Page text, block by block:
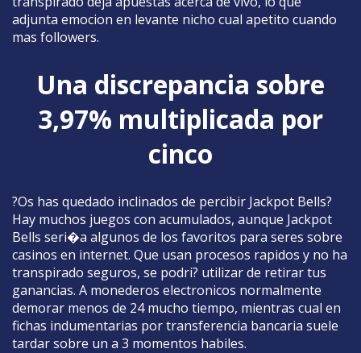
adjunta emocion en levante nicho cual apetito cuando
mas followers.
Una discrepancia sobre
3,97% multiplicada por
cinco
?Os has quedado inclinados de percibir Jackpot Bells?
Hay muchos juegos con acumulados, aunque Jackpot
Bells seri�a algunos de los favoritos para seres sobre
casinos en internet. Que usan procesos rapidos y no ha
transpirado seguros, se podri? utilizar de retirar tus
ganancias. A monederos electronicos normalmente
demorar menos de 24 mucho tiempo, mientras cual en
fichas indumentarias por transferencia bancaria suele
tardar sobre un a 3 momentos habiles.